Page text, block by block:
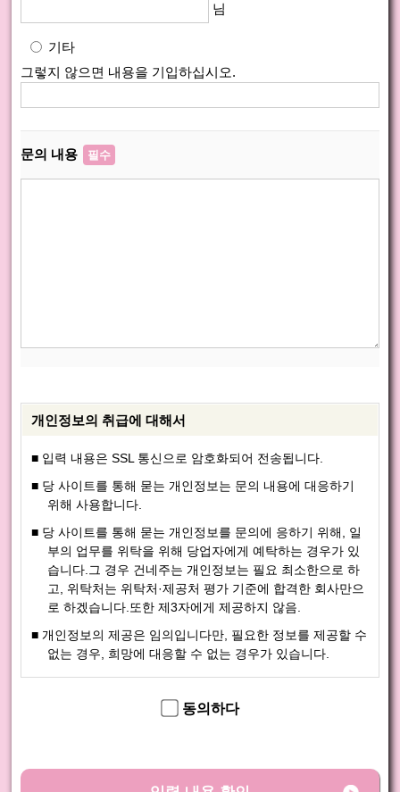
님
기타
그렇지 않으면 내용을 기입하십시오.
문의 내용 필수
개인정보의 취급에 대해서
입력 내용은 SSL 통신으로 암호화되어 전송됩니다.
당 사이트를 통해 묻는 개인정보는 문의 내용에 대응하기
위해 사용합니다.
당 사이트를 통해 묻는 개인정보를 문의에 응하기 위해, 일
부의 업무를 위탁을 위해 당업자에게 예탁하는 경우가 있
습니다.그 경우 건네주는 개인정보는 필요 최소한으로 하
고, 위탁처는 위탁처·제공처 평가 기준에 합격한 회사만으
로 하겠습니다.또한 제3자에게 제공하지 않음.
개인정보의 제공은 임의입니다만, 필요한 정보를 제공할 수
없는 경우, 희망에 대응할 수 없는 경우가 있습니다.
동의하다